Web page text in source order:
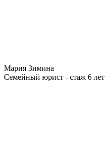
Мария Зимина
Семейный юрист - стаж 6 лет